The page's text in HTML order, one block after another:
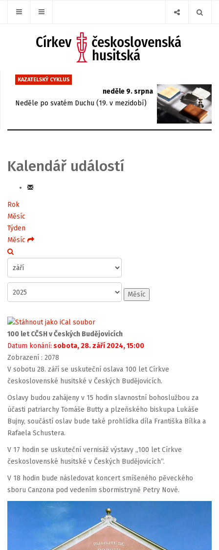
KAZATELSKÝ CYKLUS
neděle 9. srpna
Neděle po svatém Duchu (19. v mezidobí)
Kalendář událostí
Rok
Měsíc
Týden
Měsíc
Měsíc
100 let CČSH v Českých Budějovicích
Datum konání: sobota, 28. září 2024, 15:00
Zobrazení : 2078
V sobotu 28. září se uskuteční oslava 100 let Církve
československé husitské v Českých Budějovicích.
Oslavy budou zahájeny v 15 hodin slavnostní bohoslužbou za
účasti patriarchy Tomáše Butty a plzeňského biskupa Lukáše
Bujny, součástí oslav bude také prohlídka díla Františka Bílka a
Rafaela Schustera.
V 17 hodin se uskuteční vernisáž výstavy „100 let Církve
československé husitské v Českých Budějovicích“.
V 18 hodin bude následovat koncert smíšeného pěveckého
sboru Canzona pod vedením sbormistryně Petry Nové.